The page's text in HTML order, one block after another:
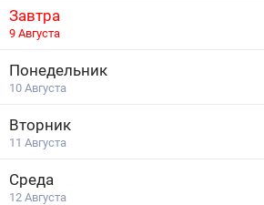
Завтра
9 Августа
Понедельник
10 Августа
Вторник
11 Августа
Среда
12 Августа